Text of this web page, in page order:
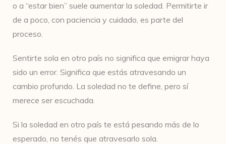
o a “estar bien” suele aumentar la soledad. Permitirte ir
de a poco, con paciencia y cuidado, es parte del
proceso.
Sentirte sola en otro país no significa que emigrar haya
sido un error. Significa que estás atravesando un
cambio profundo. La soledad no te define, pero sí
merece ser escuchada.
Si la soledad en otro país te está pesando más de lo
esperado, no tenés que atravesarlo sola.